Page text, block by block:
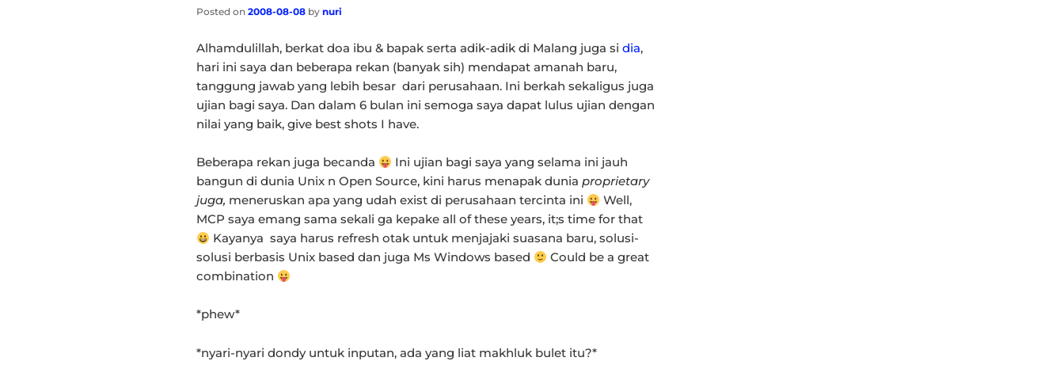
Posted on 2008-08-08 by nuri
Alhamdulillah, berkat doa ibu & bapak serta adik-adik di Malang juga si dia,
hari ini saya dan beberapa rekan (banyak sih) mendapat amanah baru,
tanggung jawab yang lebih besar dari perusahaan. Ini berkah sekaligus juga
ujian bagi saya. Dan dalam 6 bulan ini semoga saya dapat lulus ujian dengan
nilai yang baik, give best shots I have.
Beberapa rekan juga becanda
Ini ujian bagi saya yang selama ini jauh
bangun di dunia Unix n Open Source, kini harus menapak dunia proprietary
juga, meneruskan apa yang udah exist di perusahaan tercinta ini
Well,
MCP saya emang sama sekali ga kepake all of these years, it;s time for that
Kayanya saya harus refresh otak untuk menjajaki suasana baru, solusi-
solusi berbasis Unix based dan juga Ms Windows based
Could be a great
combination
*phew*
*nyari-nyari dondy untuk inputan, ada yang liat makhluk bulet itu?*